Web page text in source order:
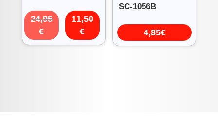
24,95
€
El
precio
original
11,50
€
precio
actual
SC-1056B
4,85€